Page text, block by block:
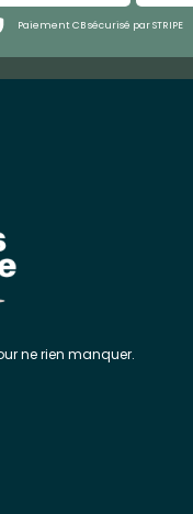
Paiement CB sécurisé par STRIPE
ne rien manquer.